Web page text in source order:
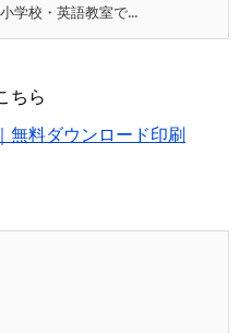
学校・英語教室で...
ちら
無料ダウンロード印刷